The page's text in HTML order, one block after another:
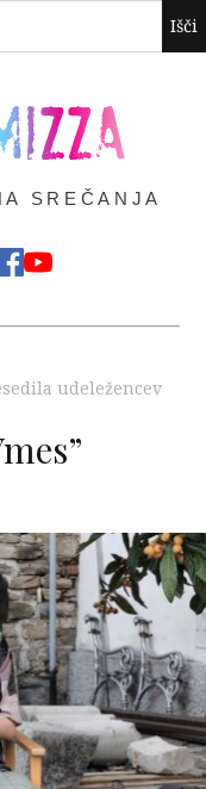
SREČANJA
udeležencev